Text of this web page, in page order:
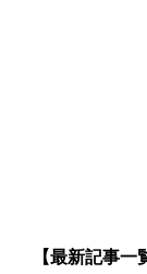
【最新記事一